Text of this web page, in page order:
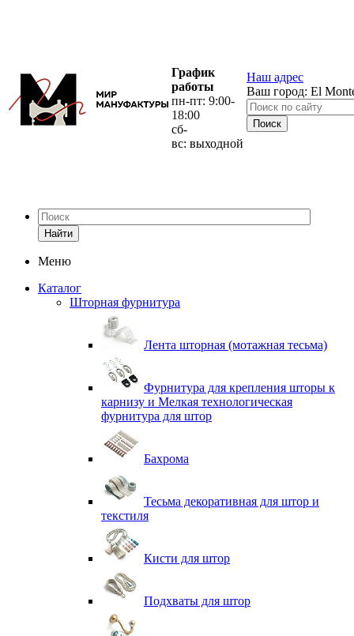
График
работы
пн-пт: 9:00-
18:00
сб-
вс: выходной
Наш адрес
Ваш город: El
Найти
Меню
Каталог
Шторная фурнитура
Лента шторная (мотажная тесьма)
Фурнитура для крепления шторы к
карнизу и Мелкая технологическая
фурнитура для штор
Бахрома
Тесьма декоративная для штор и
текстиля
Кисти для штор
Подхваты для штор